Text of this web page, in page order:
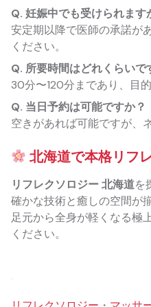
Q. 妊娠中でも受けられます
安定期以降で医師の承諾が
ください。
Q. 所要時間はどれくらいで
30分〜120分まであり、目
Q. 当日予約は可能ですか？
空きがあれば可能ですが、
北海道で本格リフ
リフレクソロジー 北海道を
確かな技術と癒しの空間が
足元から全身が軽くなる極
ください。